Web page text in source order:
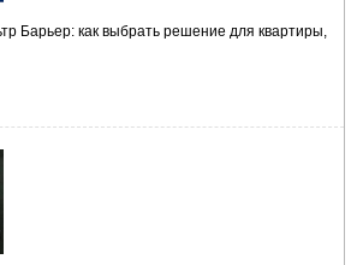
Барьер: как выбрать решение для квартиры,